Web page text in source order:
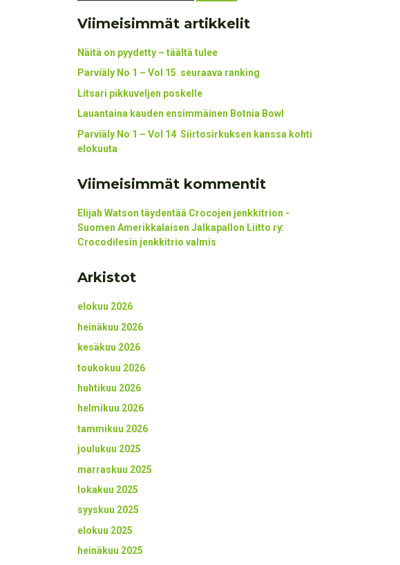
Viimeisimmät artikkelit
Näitä on pyydetty – täältä tulee
Parviäly No 1 – Vol 15 seuraava ranking
Litsari pikkuveljen poskelle
Lauantaina kauden ensimmäinen Botnia Bowl
Parviäly No 1 – Vol 14 Siirtosirkuksen kanssa kohti
elokuuta
Viimeisimmät kommentit
Elijah Watson täydentää Crocojen jenkkitrion -
Suomen Amerikkalaisen Jalkapallon Liitto ry:
Crocodilesin jenkkitrio valmis
Arkistot
elokuu 2026
heinäkuu 2026
kesäkuu 2026
toukokuu 2026
huhtikuu 2026
helmikuu 2026
tammikuu 2026
joulukuu 2025
marraskuu 2025
lokakuu 2025
syyskuu 2025
elokuu 2025
heinäkuu 2025